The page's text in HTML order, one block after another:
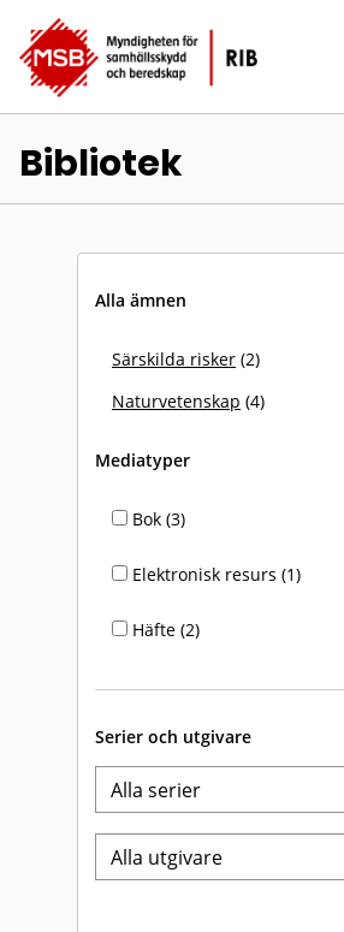
Bibliotek
Alla ämnen
Särskilda risker (2)
Naturvetenskap (4)
Mediatyper
Bok (3)
Elektronisk resurs (1)
Häfte (2)
Serier och utgivare